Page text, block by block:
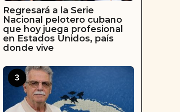
Regresará a la Serie
Nacional pelotero cubano
que hoy juega profesional
en Estados Unidos, país
donde vive
3